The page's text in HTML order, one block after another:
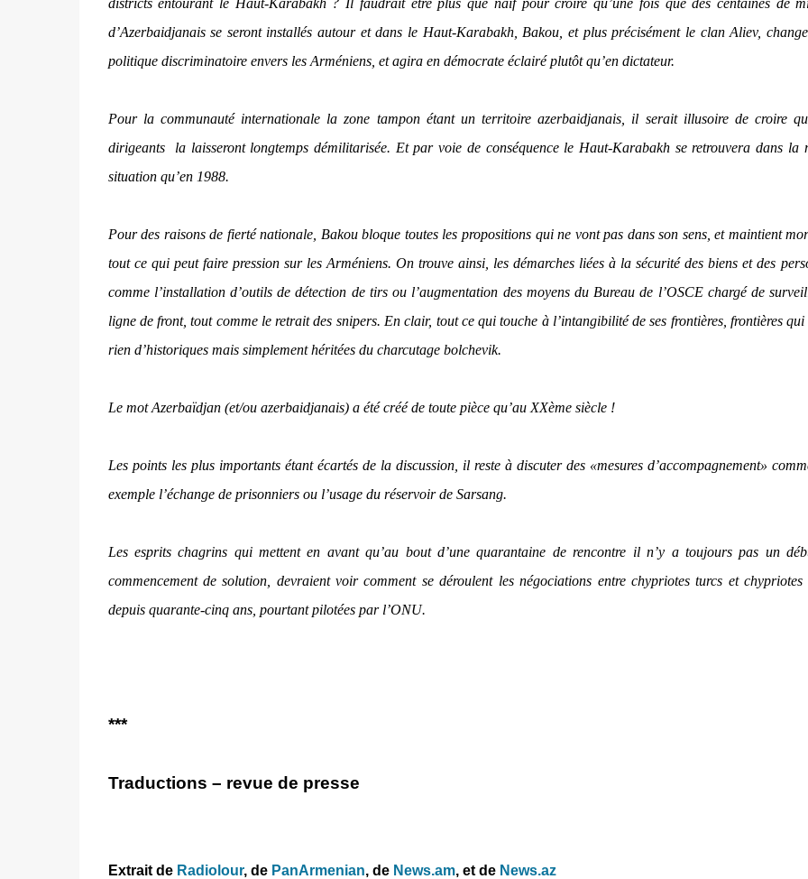
districts entourant le Haut-Karabakh ? Il faudrait être plus que naïf pour croire qu’une fois que des centaines de
d’Azerbaidjanais se seront installés autour et dans le Haut-Karabakh, Bakou, et plus précisément le clan Aliev,
politique discriminatoire envers les Arméniens, et agira en démocrate éclairé plutôt qu’en dictateur.
Pour la communauté internationale la zone tampon étant un territoire azerbaidjanais, il serait illusoire de croire
dirigeants
la laisseront longtemps démilitarisée. Et par voie de conséquence le Haut-Karabakh se retrouvera dans la
situation qu’en 1988.
Pour des raisons de fierté nationale, Bakou bloque toutes les propositions qui ne vont pas dans son sens, et maintient
tout ce qui peut faire pression sur les Arméniens. On trouve ainsi, les démarches liées à la sécurité des biens et des
comme l’installation d’outils de détection de tirs ou l’augmentation des moyens du Bureau de l’OSCE chargé de
ligne de front, tout comme le retrait des snipers. En clair, tout ce qui touche à l’intangibilité de ses frontières, frontières qui
rien d’historiques mais simplement héritées du charcutage bolchevik.
Le mot Azerbaïdjan (et/ou azerbaidjanais) a été créé de toute pièce qu’au XXème siècle !
Les points les plus importants étant écartés de la discussion, il reste à discuter des «mesures d’accompagnement»
exemple l’échange de prisonniers ou l’usage du réservoir de Sarsang.
Les esprits chagrins qui mettent en avant qu’au bout d’une quarantaine de rencontre il n’y a toujours pas un
commencement de solution, devraient voir comment se déroulent les négociations entre chypriotes turcs et chypriotes
depuis quarante-cinq ans, pourtant pilotées par l’ONU.
***
Traductions – revue de presse
Extrait de Radiolour, de PanArmenian, de News.am, etde News.az